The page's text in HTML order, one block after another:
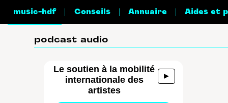
music-hdf Conseils Annuaire Aides et
podcast audio
Le soutien à la mobilité
internationale des
artistes
►